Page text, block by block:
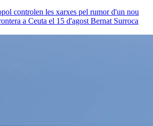
controlen les xarxes pel rumor d'un nou
a Ceuta el 15 d'agost Bernat Surroca